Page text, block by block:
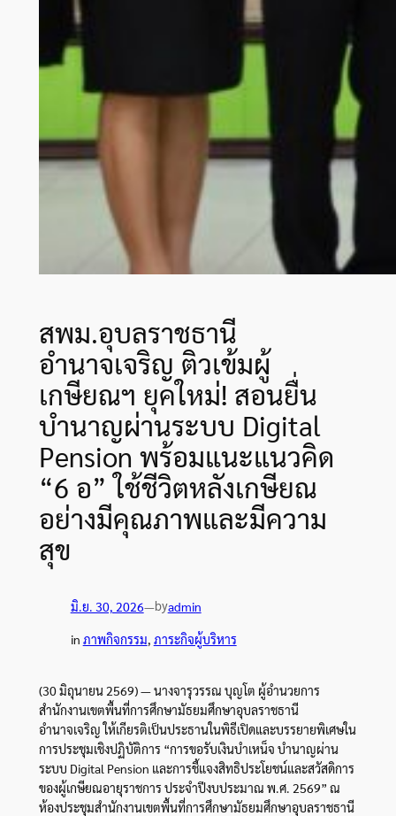
สพม.อุบลราชธานี
อำนาจเจริญ ติวเข้มผู้
เกษียณฯ ยุคใหม่! สอนยื่น
บำนาญผ่านระบบ Digital
Pension พร้อมแนะแนวคิด
“6 อ” ใช้ชีวิตหลังเกษียณ
อย่างมีคุณภาพและมีความ
สุข
มิ.ย. 30, 2026—byadmin
in ภาพกิจกรรม ภาระกิจผู้บริหาร
(30 มิถุนายน 2569) — นางจารุวรรณ บุญโต ผู้อำนวยการ
สำนักงานเขตพื้นที่การศึกษามัธยมศึกษาอุบลราชธานี
อำนาจเจริญ ให้เกียรติเป็นประธานในพิธีเปิดและบรรยายพิเศษใน
การประชุมเชิงปฏิบัติการ “การขอรับเงินบำเหน็จ บำนาญผ่าน
ระบบ Digital Pension และการชี้แจงสิทธิประโยชน์และสวัสดิการ
ของผู้เกษียณอายุราชการ ประจำปีงบประมาณ พ.ศ. 2569” ณ
ห้องประชุมสำนักงานเขตพื้นที่การศึกษามัธยมศึกษาอุบลราชธานี